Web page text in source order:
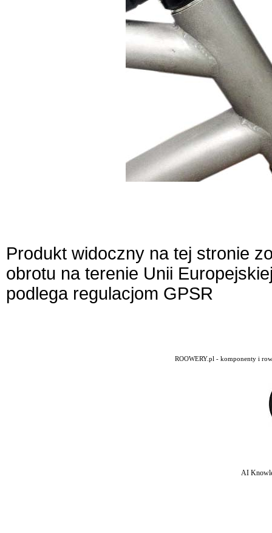
Produkt widoczny na tej stronie
obrotu na terenie Unii
podlega regulacjom GPSR
ROOWERY.pl - komponenty i
AI